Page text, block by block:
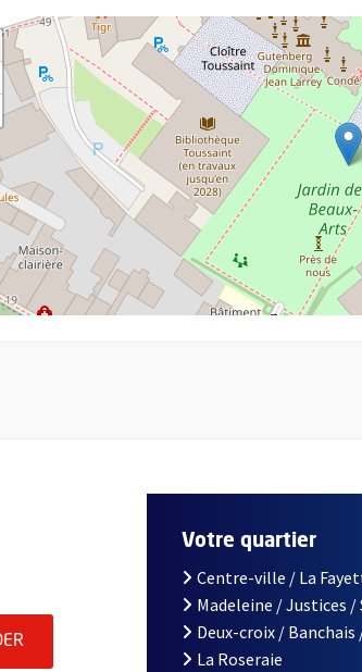
votre email (champ obligatoire)
ENVOYER MA DEMANDE D'INSCRIPTION À
Votre quartier
Centre-ville / La
Madeleine / Justices
Deux-croix /
La Roseraie